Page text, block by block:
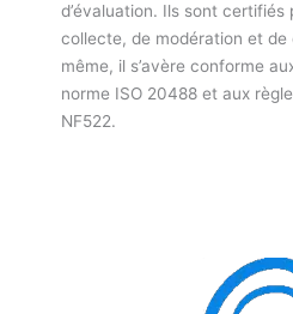
d’évaluation. Ils sont certifiés
collecte, de modération et de
même, il s’avère conforme
norme ISO 20488 et aux
NF522.